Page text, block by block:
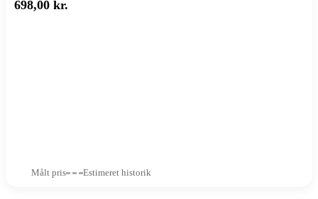
698,00 kr.
Målt pris Estimeret historik